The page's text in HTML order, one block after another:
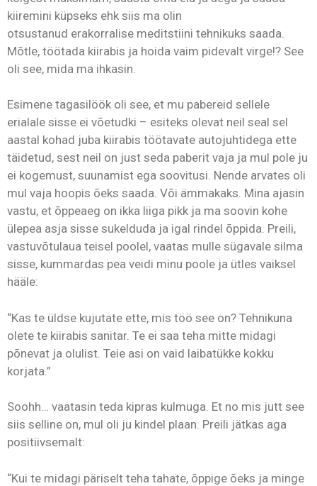
kiiremini küpseks ehk siis ma olin
otsustanud erakorralise meditstiini tehnikuks saada.
Mõtle, töötada kiirabis ja hoida vaim pidevalt virge!? See
oli see, mida ma ihkasin.
Esimene tagasilöök oli see, et mu pabereid sellele
erialale sisse ei võetudki – esiteks olevat neil seal sel
aastal kohad juba kiirabis töötavate autojuhtidega ette
täidetud, sest neil on just seda paberit vaja ja mul pole ju
ei kogemust, suunamist ega soovitusi. Nende arvates oli
mul vaja hoopis õeks saada. Või ämmakaks. Mina ajasin
vastu, et õppeaeg on ikka liiga pikk ja ma soovin kohe
ülepea asja sisse sukelduda ja igal rindel õppida. Preili,
vastuvõtulaua teisel poolel, vaatas mulle sügavale silma
sisse, kummardas pea veidi minu poole ja ütles vaiksel
hääle:
“Kas te üldse kujutate ette, mis töö see on? Tehnikuna
olete te kiirabis sanitar. Te ei saa teha mitte midagi
põnevat ja olulist. Teie asi on vaid laibatükke kokku
korjata.”
Soohh… vaatasin teda kipras kulmuga. Et no mis jutt see
siis selline on, mul oli ju kindel plaan. Preili jätkas aga
positiivsemalt:
“Kui te midagi päriselt teha tahate, õppige õeks ja minge